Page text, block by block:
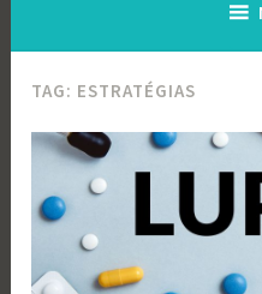
TAG: ESTRATÉGIAS